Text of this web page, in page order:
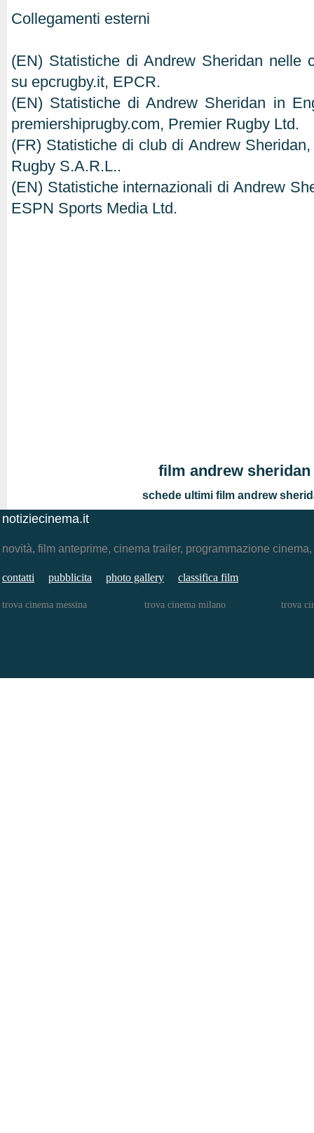
Collegamenti esterni
(EN) Statistiche di Andrew Sheridan nelle
su epcrugby.it, EPCR.
(EN) Statistiche di Andrew Sheridan in
premiershiprugby.com, Premier Rugby Ltd.
(FR) Statistiche di club di Andrew
Rugby S.A.R.L..
(EN) Statistiche internazionali di Andrew
ESPN Sports Media Ltd.
film andrew sheridan
schede ultimi film andrew
notiziecinema.it
novità, film anteprime, cinema trailer, programmazione
contatti pubblicita photo gallery classifica film
trova cinema messina trova cinema milano trova